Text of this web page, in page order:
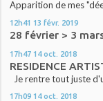
Apparition de mes
12h41 13 févr. 2019
28 février > 3
17h47 14 oct. 2018
RESIDENCE
Je rentre tout juste
17h09 14 oct. 2018